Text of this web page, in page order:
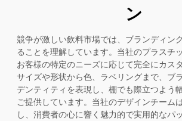
ン
競争が激しい飲料市場では、ブランディン
ることを理解しています。当社のプラスチ
お客様の特定のニーズに応じて完全にカス
サイズや形状から色、ラベリングまで、ブ
デンティティを表現し、棚でも際立つよう
ご提供しています。当社のデザインチーム
し、消費者の心に響く魅力的で実用的なパ